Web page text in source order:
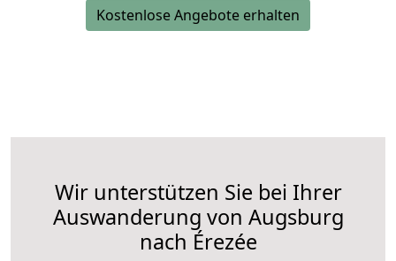
Kostenlose Angebote erhalten
Wir unterstützen Sie bei Ihrer
Auswanderung von Augsburg
nach Érezée